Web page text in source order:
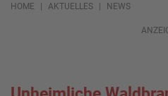
HOME AKTUELLES NEWS